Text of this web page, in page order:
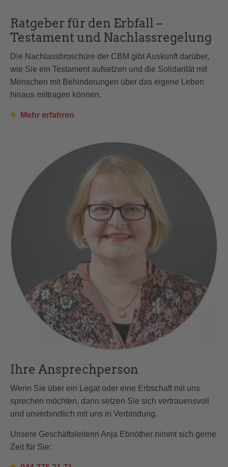
Ratgeber für den Erbfall –
Testament und Nachlassregelung
Die Nachlassbroschüre der CBM gibt Auskunft darüber,
wie Sie ein Testament aufsetzen und die Solidarität mit
Menschen mit Behinderungen über das eigene Leben
hinaus mittragen können.
Mehr erfahren
Ihre Ansprechperson
Wenn Sie über ein Legat oder eine Erbschaft mit uns
sprechen möchten, dann setzen Sie sich vertrauensvoll
und unverbindlich mit uns in Verbindung.
Unsere Geschäftsleiterin Anja Ebnöther nimmt sich gerne
Zeit für Sie: